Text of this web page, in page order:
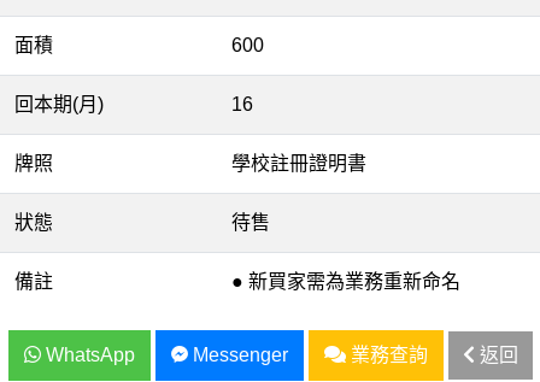
面積 600
回本期(月) 16
牌照 學校註冊證明書
狀態 待售
備註 ● 新買家需為業務重新命名
WhatsApp Messenger 業務查詢 返回